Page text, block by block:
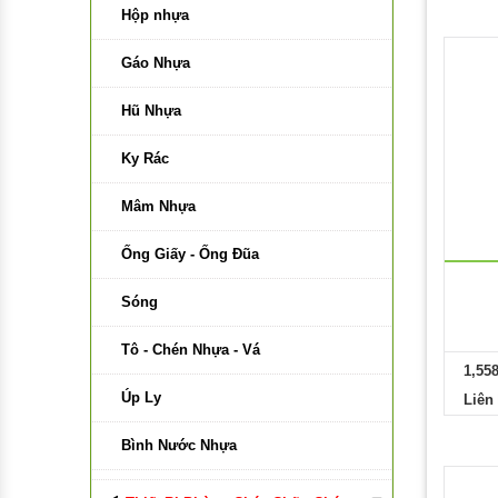
Bảng Di Động Trắng
Bảng Di Động Hai Mặt Xanh
Phụ Kiện Bảng
Bảng Có Bánh Xe
Bảng Di Động Xanh
Bảng Kính Từ
Vật Liệu Làm Bảng
Keo Làm Bảng
Vải Làm Bảng
Gỗ Làm Bảng
Nhựa Làm Bảng
Hộp nhựa
Gáo Nhựa
Hũ Nhựa
Ky Rác
Mâm Nhựa
Ống Giấy - Ống Đũa
Sóng
Tô - Chén Nhựa - Vá
Úp Ly
Bình Nước Nhựa
Lồng Bàn Nhựa
Liên